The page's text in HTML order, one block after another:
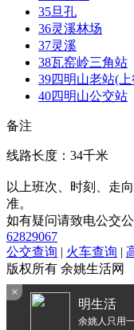
35旦孔
36灵溪林场
37灵溪
38瓦窑岭三角站
39四明山老站(
40四明山公交站
备注
线路长度：34千米
以上班次、时刻、走
准。
如有疑问请致电公交公
62829067
公交查询 | 火车查询 |
版权所有 余姚生活网
×
明生活
余姚人只用